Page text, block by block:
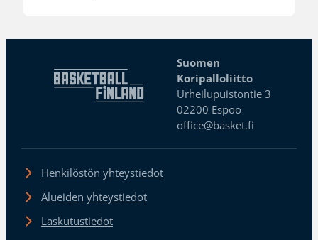
Suomen
Koripalloliitto
Urheilupuistontie 3
02200 Espoo
office@basket.fi
Henkilöstön yhteystiedot
Alueiden yhteystiedot
Laskutustiedot